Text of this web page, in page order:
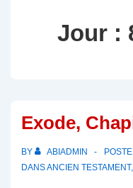
Jour :
Exode,
BY ABIADMIN
DANSANCIEN TESTAMENT,